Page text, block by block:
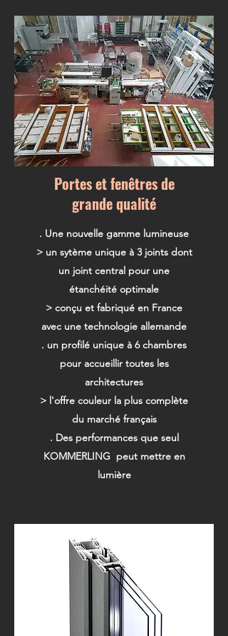
Portes et fenêtres de
grande qualité
. Une nouvelle gamme lumineuse
> un sytème unique à 3 joints dont
un joint central pour une
étanchéité optimale
> conçu et fabriqué en France
avec une technologie allemande
. un profilé unique à 6 chambres
pour accueillir toutes les
architectures
> l'offre couleur la plus complète
du marché français
. Des performances que seul
KOMMERLING peut mettre en
lumière